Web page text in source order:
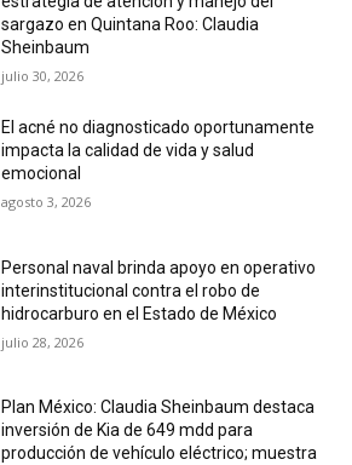
sargazo en Quintana Roo: Claudia
Sheinbaum
julio 30, 2026
El acné no diagnosticado oportunamente
impacta la calidad de vida y salud
emocional
agosto 3, 2026
Personal naval brinda apoyo en operativo
interinstitucional contra el robo de
hidrocarburo en el Estado de México
julio 28, 2026
Plan México: Claudia Sheinbaum destaca
inversión de Kia de 649 mdd para
producción de vehículo eléctrico; muestra